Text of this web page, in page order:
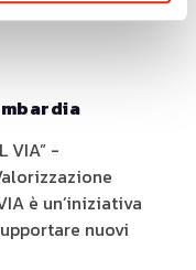
VIA” -
è un’iniziativa
nuovi